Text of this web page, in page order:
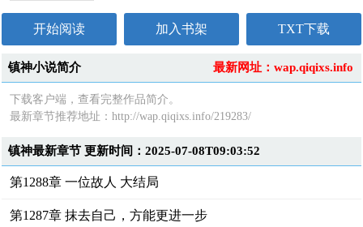
开始阅读 加入书架 TXT下载
最新网址：wap.qiqixs.info
镇神小说简介
下载客户端，查看完整作品简介。
最新章节推荐地址：http://wap.qiqixs.info/219283/
镇神最新章节 更新时间：2025-07-08T09:03:52
第1288章 一位故人 大结局
第1287章 抹去自己，方能更进一步